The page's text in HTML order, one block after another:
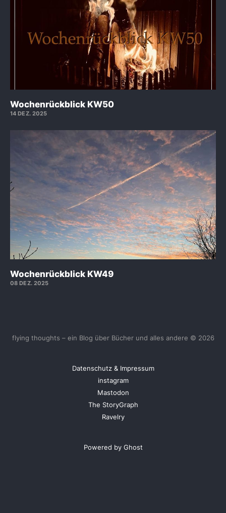
Wochenrückblick KW50
14 DEZ. 2025
Wochenrückblick KW49
08 DEZ. 2025
flying thoughts – ein Blog über Bücher und alles andere © 2026
Datenschutz & Impressum
instagram
Mastodon
The StoryGraph
Ravelry
Powered by Ghost